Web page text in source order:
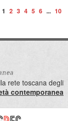
1 2 3 4 5 6 ... 10
rete toscana degli
contemporanea